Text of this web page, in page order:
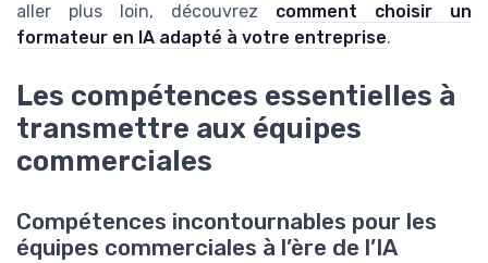
aller plus loin, découvrez comment choisir un
formateur en IA adapté à votre entreprise.
Les compétences essentielles à
transmettre aux équipes
commerciales
Compétences incontournables pour les
équipes commerciales à l’ère de l’IA